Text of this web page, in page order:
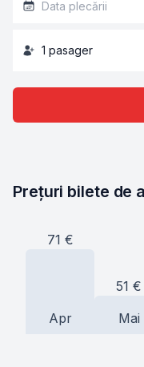
1 pasager
Prețuri bilete de
71 €
Apr
51 €
Mai